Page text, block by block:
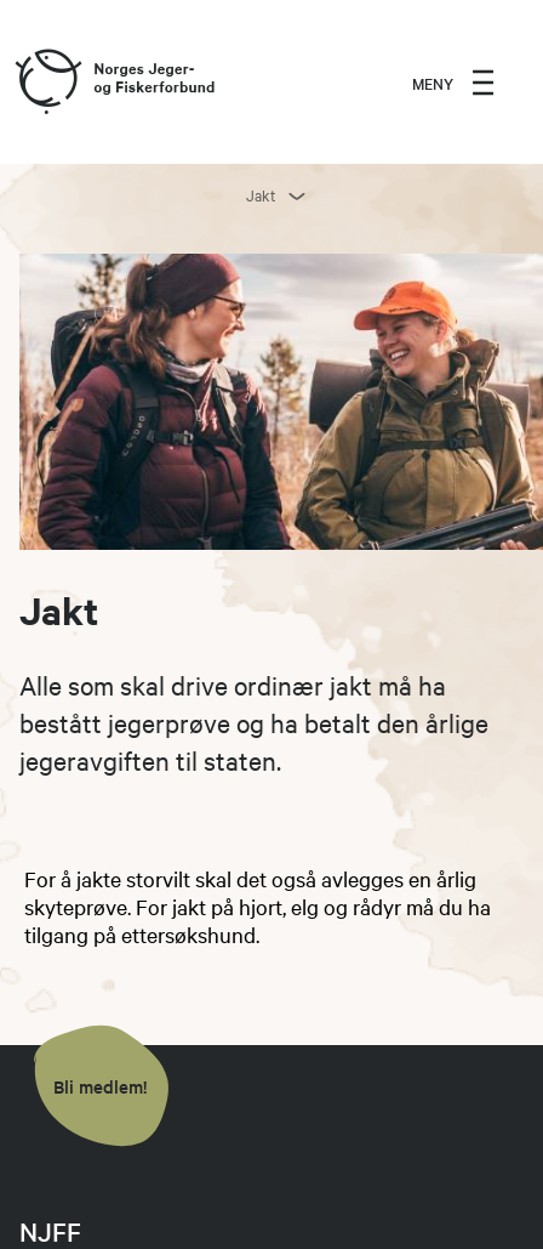
MENY
Jakt
Jakt
Alle som skal drive ordinær jakt må ha
bestått jegerprøve og ha betalt den årlige
jegeravgiften til staten.
For å jakte storvilt skal det også avlegges en årlig
skyteprøve. For jakt på hjort, elg og rådyr må du ha
tilgang på ettersøkshund.
Bli medlem!
NJFF